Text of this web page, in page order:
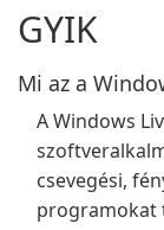
GYIK
Mi az a
A Windows
csevegési,
programokat